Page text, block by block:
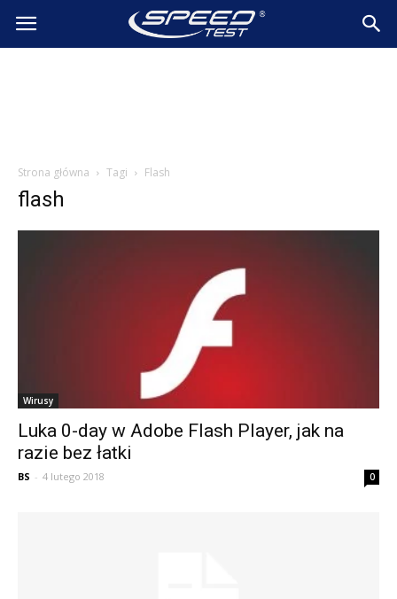
SpeedTest.pl
Strona główna Tagi Flash
flash
Wirusy
Luka 0-day w Adobe Flash Player, jak na
razie bez łatki
BS - 4 lutego 2018 0